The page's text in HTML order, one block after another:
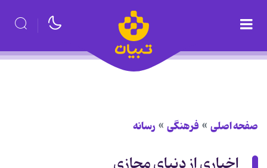
صفحه اصلی فرهنگی رسانه